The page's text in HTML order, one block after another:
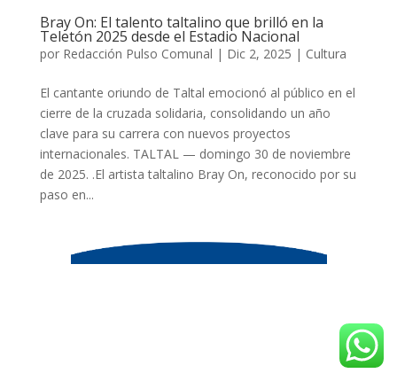
Bray On: El talento taltalino que brilló en la
Teletón 2025 desde el Estadio Nacional
por Redacción Pulso Comunal | Dic 2, 2025 | Cultura
El cantante oriundo de Taltal emocionó al público en el
cierre de la cruzada solidaria, consolidando un año
clave para su carrera con nuevos proyectos
internacionales. TALTAL — domingo 30 de noviembre
de 2025. .El artista taltalino Bray On, reconocido por su
paso en...